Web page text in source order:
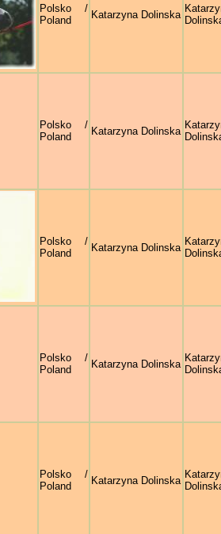
Polsko /
Poland
Katarzyna Dolinska
Polsko /
Poland
Katarzyna Dolinska
Polsko /
Poland
Katarzyna Dolinska
Polsko /
Poland
Katarzyna Dolinska
Polsko /
Poland
Katarzyna Dolinska